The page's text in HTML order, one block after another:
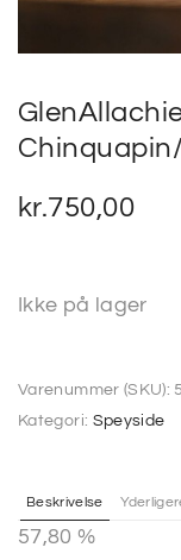
kr.750,00
Ikke på lager
Varenummer (SKU):
Kategori: Speyside
Beskrivelse
57,80 %